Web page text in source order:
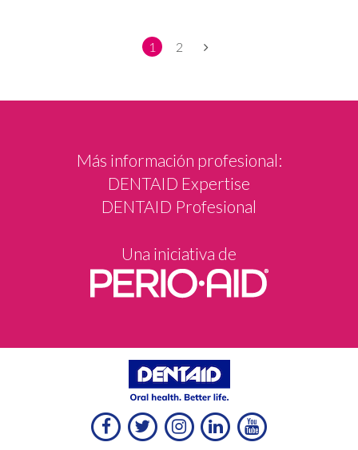
1 2
Más información profesional:
DENTAID Expertise
DENTAID Profesional
Una iniciativa de